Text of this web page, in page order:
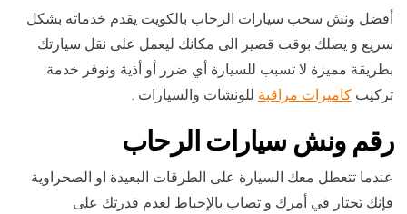
أفضل ونش سحب سيارات الرحاب بالكويت يقدم خدماته بشكل
سريع و يصلك بوقت قصير الى مكانك ليعمل على نقل سيارتك
بطريقة مميزة لا تسبب للسيارة أي ضرر أو أذية ونوفر خدمة
تركيب كاميرات مراقبة للونشات والسيارات .
رقمونش سيارات الرحاب
عندما تتعطل معك السيارة على الطرقات البعيدة او الصحراوية
فإنك تحتار في أمرك و تصاب بالإحباط لعدم قدرتك على